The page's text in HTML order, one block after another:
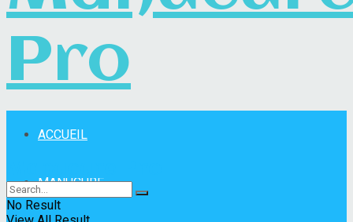
Pro
ACCUEIL
MANUCURE
No Result